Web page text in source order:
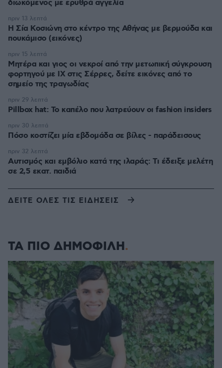
διωκόμενος με ερυθρά αγγελία
Η Σία Κοσιώνη στο κέντρο της Αθήνας με βερμούδα και
πουκάμισο (εικόνες)
πριν 13 λεπτά
Μητέρα και γιος οι νεκροί από την μετωπική σύγκρουση
φορτηγού με ΙΧ στις Σέρρες, δείτε εικόνες από το
σημείο της τραγωδίας
πριν 15 λεπτά
Pillbox hat: Το καπέλο που λατρεύουν οι fashion insiders
πριν 29 λεπτά
Πόσο κοστίζει μία εβδομάδα σε βίλες - παράδεισους
πριν 30 λεπτά
Αυτισμός και εμβόλιο κατά της ιλαράς: Τι έδειξε μελέτη
σε 2,5 εκατ. παιδιά
πριν 32 λεπτά
ΔΕΙΤΕ ΟΛΕΣ ΤΙΣ ΕΙΔΗΣΕΙΣ
ΤΑ ΠΙΟ ΔΗΜΟΦΙΛΗ